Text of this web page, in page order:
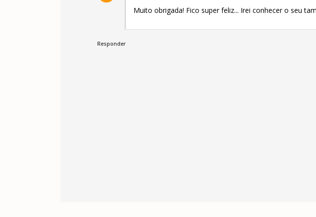
Muito obrigada! Fico super feliz... Irei conhecer o seu
Responder